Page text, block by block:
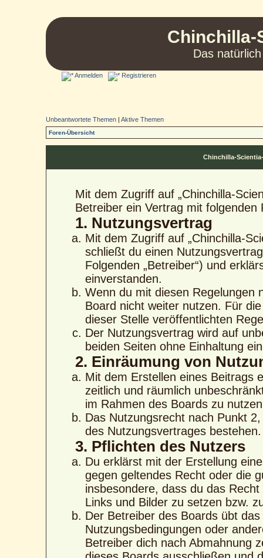
Chinchilla-
Das
Anmelden Registrieren
Unbeantwortete Themen |Aktive Themen
Foren-Übersicht
Chinchilla-
Mit dem Zugriff auf „Chinchilla-
Betreiber ein Vertrag mit folgenden
1. Nutzungsvertrag
Mit dem Zugriff auf „Chinchilla-
schließt du einen
Folgenden „Betreiber“) und
einverstanden.
Wenn du mit diesen Regelungen
Board nicht weiter nutzen. Für
dieser Stelle veröffentlichten
Der Nutzungsvertrag wird auf
beiden Seiten ohne Einhaltung
2. Einräumung von
Mit dem Erstellen eines Beitrags
zeitlich und räumlich
im Rahmen des Boards zu
Das Nutzungsrecht nach Punkt
des Nutzungsvertrages bestehen.
3. Pflichten des Nutzers
Du erklärst mit der Erstellung
gegen geltendes Recht oder die
insbesondere, dass du das
Links und Bilder zu setzen bzw.
Der Betreiber des Boards übt
Nutzungsbedingungen oder
Betreiber dich nach Abmahnung